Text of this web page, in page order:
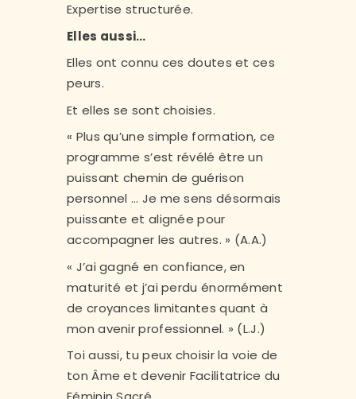
Expertise structurée.
Elles aussi…
Elles ont connu ces doutes et ces
peurs.
Et elles se sont choisies.
« Plus qu’une simple formation, ce
programme s’est révélé être un
puissant chemin de guérison
personnel … Je me sens désormais
puissante et alignée pour
accompagner les autres. » (A.A.)
« J’ai gagné en confiance, en
maturité et j’ai perdu énormément
de croyances limitantes quant à
mon avenir professionnel. » (L.J.)
Toi aussi, tu peux choisir la voie de
ton Âme et devenir Facilitatrice du